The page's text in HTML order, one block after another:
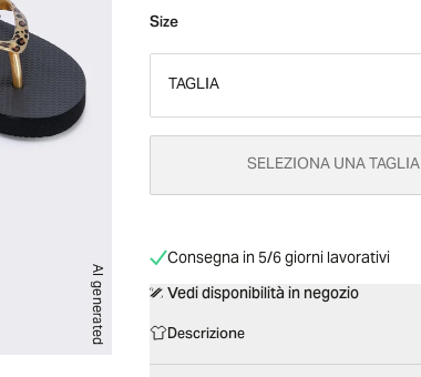
AI generated
Size
TAGLIA
SELEZIONA UNA TAGLIA
Consegna in 5/6 giorni lavorativi
Vedi disponibilità in negozio
Descrizione